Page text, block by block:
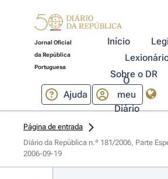
Jornal Oficial
da República
Portuguesa
Início
Sobre o DR
Ajuda
O
meu
Diário
Página de entrada
Diário da República n.º 181/2006, Parte
2006-09-19